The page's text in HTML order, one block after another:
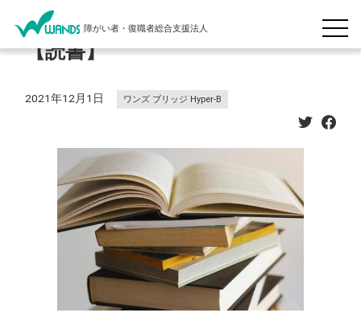
障がい者・復職者総合支援法人
【読書】
2021年12月1日 ワンズ ブリッジ Hyper-B